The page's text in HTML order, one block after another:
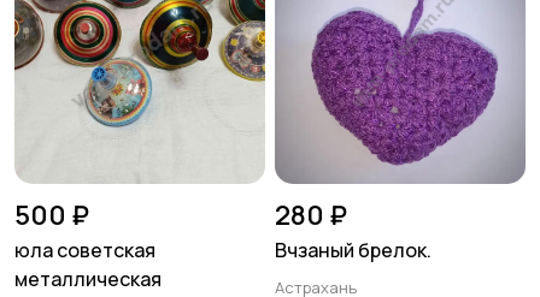
500 ₽
юла советская
металлическая
280 ₽
Вчзаный брелок.
Астрахань